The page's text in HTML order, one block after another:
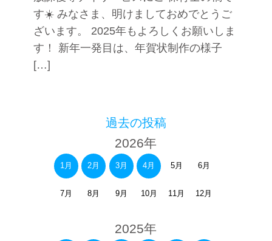
す☀️ みなさま、明けましておめでとうご
ざいます。 2025年もよろしくお願いしま
す！ 新年一発目は、年賀状制作の様子
[…]
過去の投稿
2026年
1月 2月 3月 4月 5月 6月
7月 8月 9月 10月 11月 12月
2025年